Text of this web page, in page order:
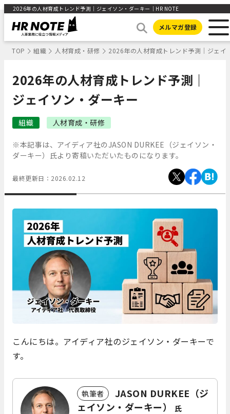
2026年の人材育成トレンド予測｜ジェイソン・ダーキー｜HR NOTE
メルマガ登録
TOP 組織 人材育成・研修 2026年の人材育成トレンド予測｜ジェイ
2026年の人材育成トレンド予測｜
ジェイソン・ダーキー
組織 人材育成・研修
※本記事は、アイディア社のJASON DURKEE（ジェイソン・
ダーキー）氏より寄稿いただいたものになります。
最終更新日： 2026.02.12
こんにちは。アイディア社のジェイソン・ダーキーで
す。
執筆者
JASON DURKEE（ジ
ェイソン・ダーキー）
氏